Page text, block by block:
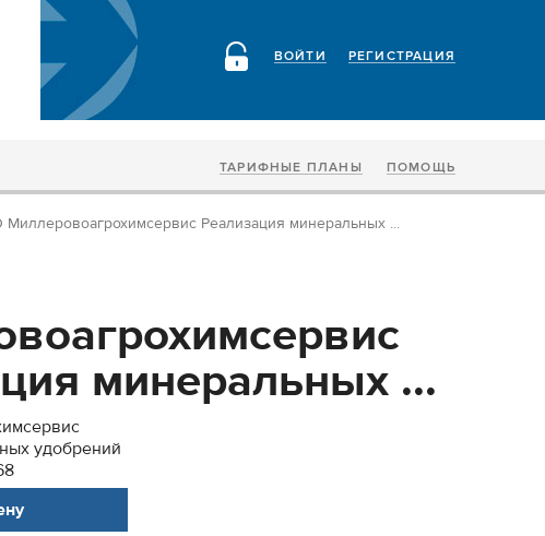
РЕГИСТРАЦИЯ
ВОЙТИ
ТАРИФНЫЕ ПЛАНЫ ПОМОЩЬ
Реализация минеральных ...
минеральных ...
удобрений